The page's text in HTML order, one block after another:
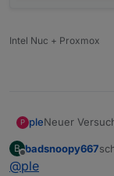
Intel Nuc + Proxmox
P pleNeuer
B
Offline
badsnoopy667
@ple